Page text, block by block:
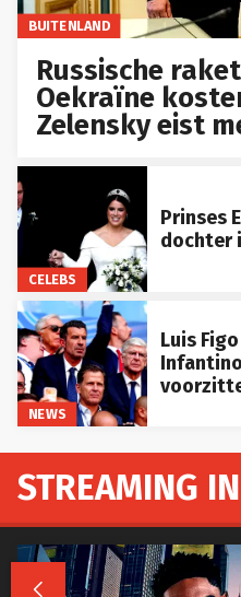
BUITENLAND
Russische
Oekraïne
Zelensky eist
CELEBS
Prinses
dochter
NEWS
Luis
STREAMING
